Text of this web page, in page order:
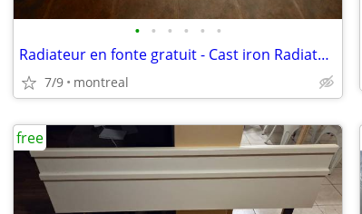
• • • • • •
Radiateur en fonte gratuit - Cast iron Radiator free
7/9 montreal
free